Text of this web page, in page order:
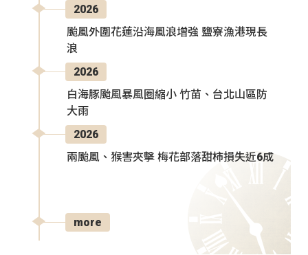
2026
颱風外圍花蓮沿海風浪增強 鹽寮漁港現長
浪
2026
白海豚颱風暴風圈縮小 竹苗、台北山區防
大雨
2026
兩颱風、猴害夾擊 梅花部落甜柿損失近6成
more